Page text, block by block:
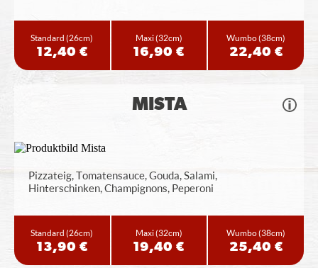
Standard(26cm)
12,40 €
Maxi(32cm)
16,90 €
Wumbo(38cm)
22,40 €
MISTA
Pizzateig, Tomatensauce, Gouda, Salami,
Hinterschinken, Champignons, Peperoni
Standard(26cm)
13,90 €
Maxi(32cm)
19,40 €
Wumbo(38cm)
25,40 €